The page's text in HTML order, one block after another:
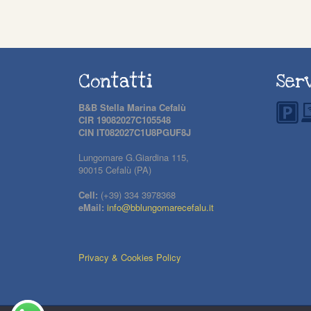
Contatti
B&B Stella Marina Cefalù
CIR 19082027C105548
CIN IT082027C1U8PGUF8J
Lungomare G.Giardina 115,
90015 Cefalù (PA)
Cell: (+39) 334 3978368
eMail:info@bblungomarecefalu.it
Privacy & Cookies Policy